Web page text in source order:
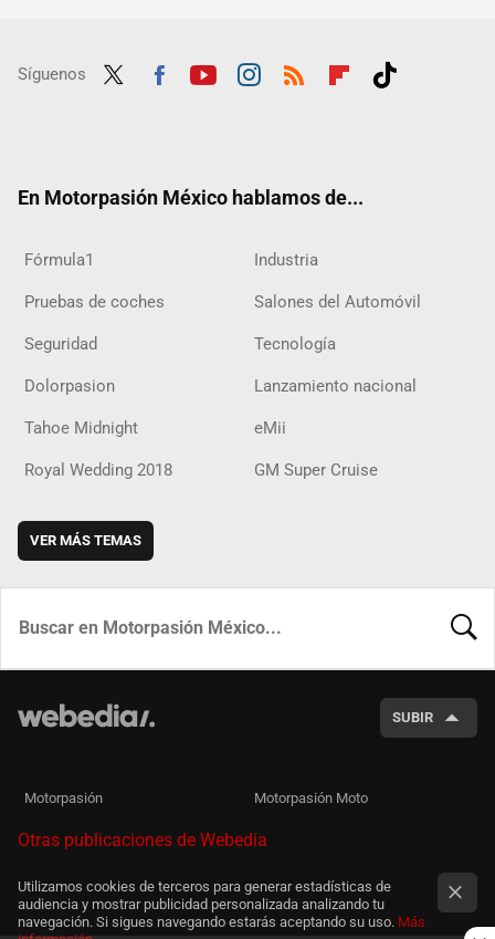
Síguenos
En Motorpasión México hablamos de...
Fórmula1 Industria
Pruebas de coches Salones del Automóvil
Seguridad Tecnología
Dolorpasion Lanzamiento nacional
Tahoe Midnight eMii
Royal Wedding 2018 GM Super Cruise
VER MÁS TEMAS
SUBIR
Motorpasión Motorpasión Moto
Otras publicaciones de Webedia
Utilizamos cookies de terceros para generar estadísticas de
audiencia y mostrar publicidad personalizada analizando tu
navegación. Si sigues navegando estarás aceptando su uso. Más